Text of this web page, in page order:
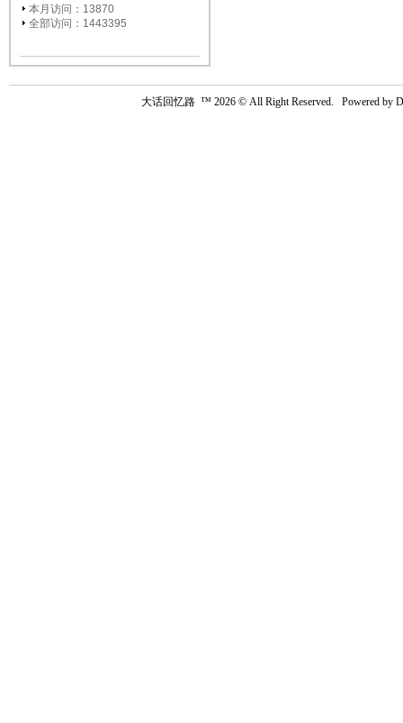
本月访问：13870
全部访问：1443395
大话回忆路™ 2026 © All Right Reserved. Powered by